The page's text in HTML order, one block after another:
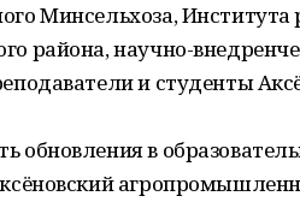
Минсельхоза,
района, научно-
и студенты
обновления в